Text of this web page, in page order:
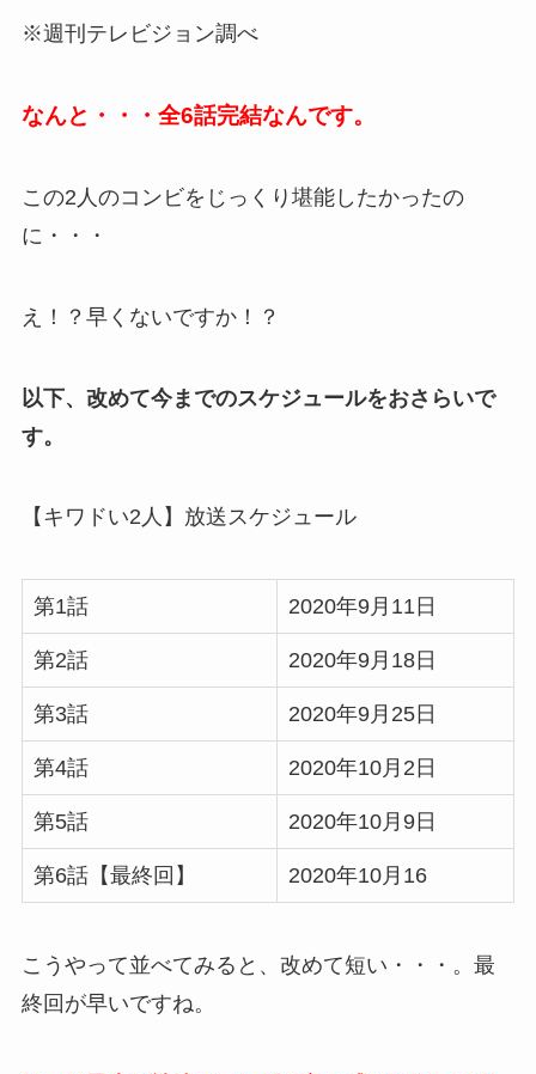
※週刊テレビジョン調べ
なんと・・・全6話完結なんです。
この2人のコンビをじっくり堪能したかったの
に・・・
え！？早くないですか！？
以下、改めて今までのスケジュールをおさらいで
す。
【キワドい2人】放送スケジュール
第1話 2020年9月11日
第2話 2020年9月18日
第3話 2020年9月25日
第4話 2020年10月2日
第5話 2020年10月9日
第6話【最終回】 2020年10月16
こうやって並べてみると、改めて短い・・・。最
終回が早いですね。